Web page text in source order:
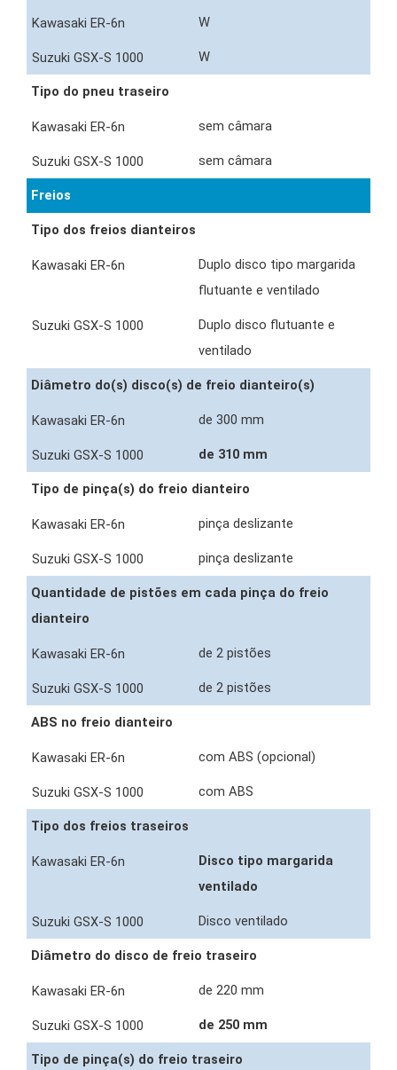
W
W
Tipo do pneu traseiro
sem câmara
sem câmara
Freios
Tipo dos freios dianteiros
Duplo disco tipo margarida
flutuante e ventilado
Duplo disco flutuante e
ventilado
Diâmetro do(s) disco(s) de freio dianteiro(s)
de 300 mm
de 310 mm
Tipo de pinça(s) do freio dianteiro
pinça deslizante
pinça deslizante
Quantidade de pistões em cada pinça do freio
dianteiro
de 2 pistões
de 2 pistões
ABS no freio dianteiro
com ABS (opcional)
com ABS
Tipo dos freios traseiros
Disco tipo margarida
ventilado
Disco ventilado
Diâmetro do disco de freio traseiro
de 220 mm
de 250 mm
Tipo de pinça(s) do freio traseiro